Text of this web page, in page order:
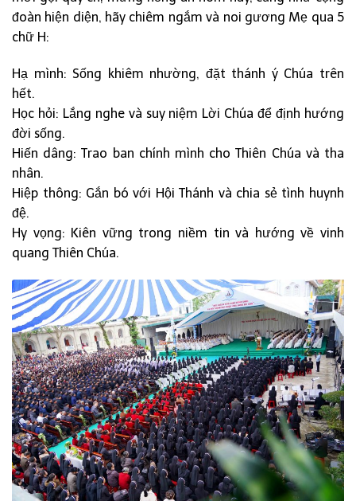
đoàn hiện diện, hãy chiêm ngắm và noi gương Mẹ qua 5
chữ H:
Hạ mình: Sống khiêm nhường, đặt thánh ý Chúa trên
hết.
Học hỏi: Lắng nghe và suy niệm Lời Chúa để định hướng
đời sống.
Hiến dâng: Trao ban chính mình cho Thiên Chúa và tha
nhân.
Hiệp thông: Gắn bó với Hội Thánh và chia sẻ tình huynh
đệ.
Hy vọng: Kiên vững trong niềm tin và hướng về vinh
quang Thiên Chúa.